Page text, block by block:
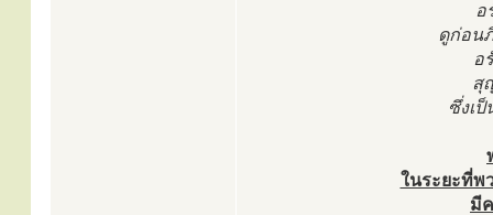
อ
ดูก่อน
อ
สุ
ซึ่งเ
ในระยะที่พ
มี